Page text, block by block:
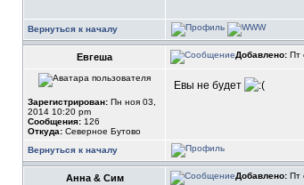
Вернуться к началу
Евгеша Добавлено: Пт
Зарегистрирован: Пн ноя 03,
2014 10:20 pm
Сообщения: 126
Откуда: Северное Бутово
Евы не будет
Вернуться к началу
Анна & Сим Добавлено: Пт